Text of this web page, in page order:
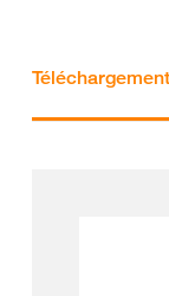
Téléchargement